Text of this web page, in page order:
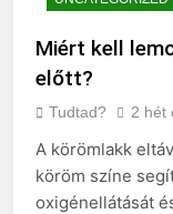
Miért kell
előtt?
Tudtad? 2 hét
A körömlakk
köröm színe
oxigénellátását